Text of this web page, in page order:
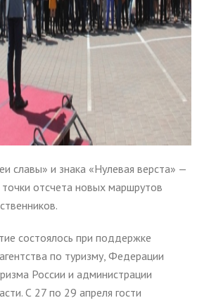
славы» и знака «Нулевая верста» —
отсчета новых маршрутов
состоялось при поддержке
по туризму, Федерации
России и администрации
С 27 по 29 апреля гости